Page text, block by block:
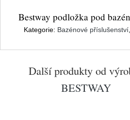
Bestway podložka pod
Kategorie: Bazénové příslušenství
Další produkty od
BESTWAY